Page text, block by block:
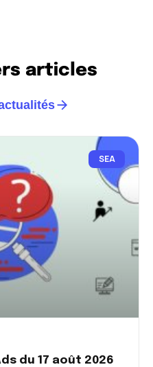
articles
SEA
du 17 août 2026